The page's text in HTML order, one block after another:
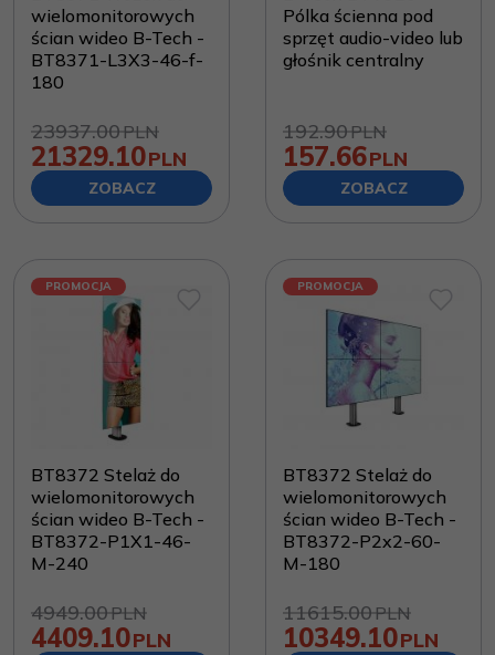
wielomonitorowych
ścian wideo B-Tech -
BT8371-L3X3-46-f-
180
23937.00PLN
21329.10PLN
ZOBACZ
Pólka ścienna pod
sprzęt audio-video lub
głośnik centralny
192.90PLN
157.66PLN
ZOBACZ
PROMOCJA
BT8372 Stelaż do
wielomonitorowych
ścian wideo B-Tech -
BT8372-P1X1-46-
M-240
4949.00PLN
4409.10PLN
PROMOCJA
BT8372 Stelaż do
wielomonitorowych
ścian wideo B-Tech -
BT8372-P2x2-60-
M-180
11615.00PLN
10349.10PLN